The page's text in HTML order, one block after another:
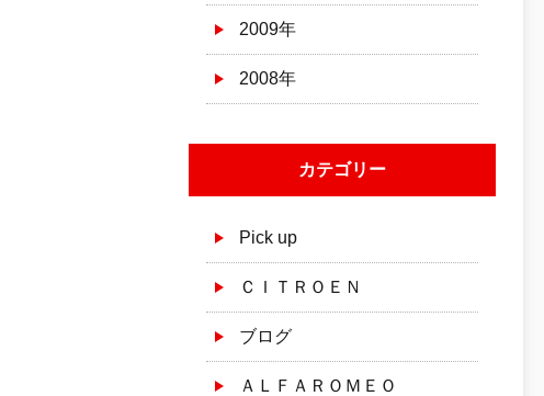
2009年
2008年
カテゴリー
Pick up
ＣＩＴＲＯＥＮ
ブログ
ＡＬＦＡＲＯＭＥＯ